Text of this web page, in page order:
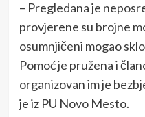
– Pregledana je
provjerene su brojne
osumnjičeni mogao
Pomoć je pružena i
organizovan im je
je iz PU Novo Mesto.